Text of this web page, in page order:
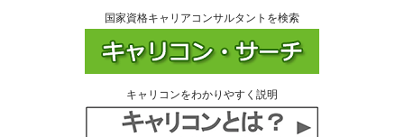
国家資格キャリアコンサルタントを検索
キャリコンをわかりやすく説明